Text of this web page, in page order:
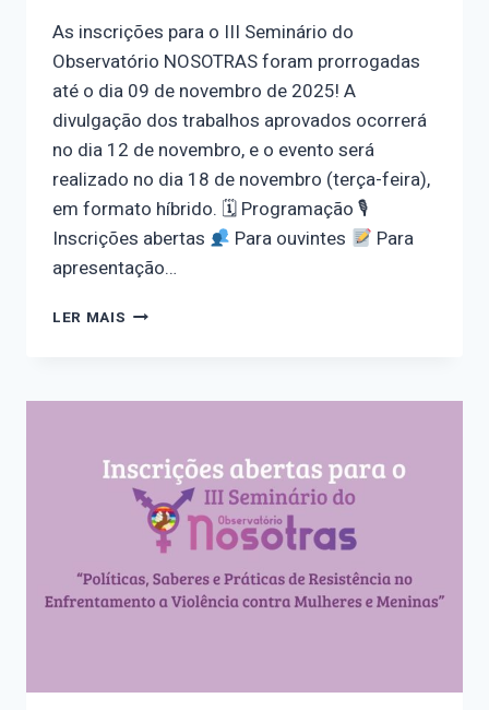
As inscrições para o III Seminário do
Observatório NOSOTRAS foram prorrogadas
até o dia 09 de novembro de 2025! A
divulgação dos trabalhos aprovados ocorrerá
no dia 12 de novembro, e o evento será
realizado no dia 18 de novembro (terça-feira),
em formato híbrido. 🗓 Programação 🎙
Inscrições abertas
Para ouvintes
Para
apresentação…
LER MAIS INSCRIÇÕES
III
OBSERVATÓRIO
NOSOTRAS